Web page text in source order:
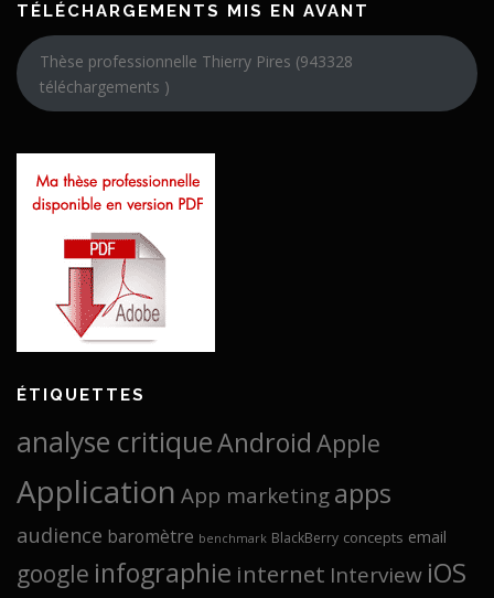
TÉLÉCHARGEMENTS MIS EN AVANT
Thèse professionnelle Thierry Pires (943328
téléchargements )
ÉTIQUETTES
analyse critiqueAndroid Apple
Application App marketing apps
audience baromètre benchmark BlackBerry concepts email
google infographie internet Interview iOS